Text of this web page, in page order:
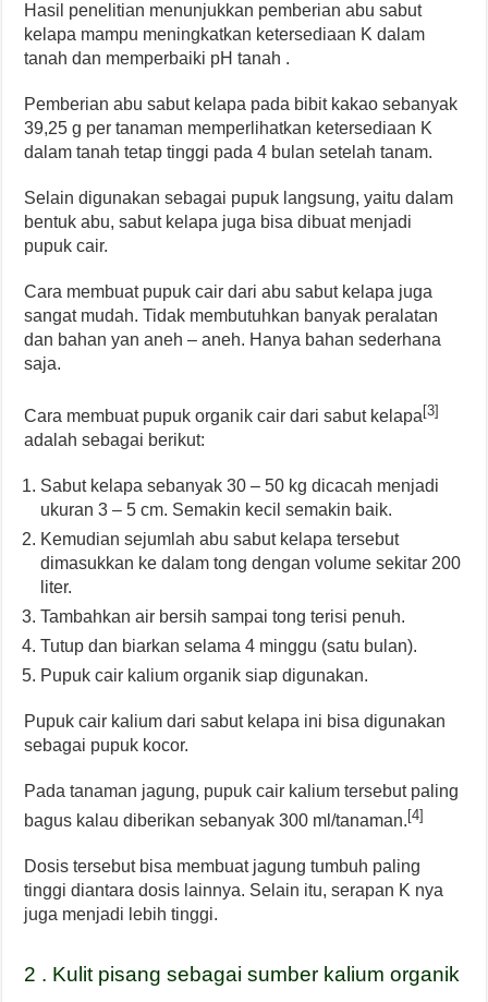
Hasil penelitian menunjukkan pemberian abu sabut
kelapa mampu meningkatkan ketersediaan K dalam
tanah dan memperbaiki pH tanah .
Pemberian abu sabut kelapa pada bibit kakao sebanyak
39,25 g per tanaman memperlihatkan ketersediaan K
dalam tanah tetap tinggi pada 4 bulan setelah tanam.
Selain digunakan sebagai pupuk langsung, yaitu dalam
bentuk abu, sabut kelapa juga bisa dibuat menjadi
pupuk cair.
Cara membuat pupuk cair dari abu sabut kelapa juga
sangat mudah. Tidak membutuhkan banyak peralatan
dan bahan yan aneh – aneh. Hanya bahan sederhana
saja.
Cara membuat pupuk organik cair dari sabut kelapa[3]
adalah sebagai berikut:
Sabut kelapa sebanyak 30 – 50 kg dicacah menjadi
ukuran 3 – 5 cm. Semakin kecil semakin baik.
Kemudian sejumlah abu sabut kelapa tersebut
dimasukkan ke dalam tong dengan volume sekitar 200
liter.
Tambahkan air bersih sampai tong terisi penuh.
Tutup dan biarkan selama 4 minggu (satu bulan).
Pupuk cair kalium organik siap digunakan.
Pupuk cair kalium dari sabut kelapa ini bisa digunakan
sebagai pupuk kocor.
Pada tanaman jagung, pupuk cair kalium tersebut paling
bagus kalau diberikan sebanyak 300 ml/tanaman.[4]
Dosis tersebut bisa membuat jagung tumbuh paling
tinggi diantara dosis lainnya. Selain itu, serapan K nya
juga menjadi lebih tinggi.
2 . Kulit pisang sebagai sumber kalium organik